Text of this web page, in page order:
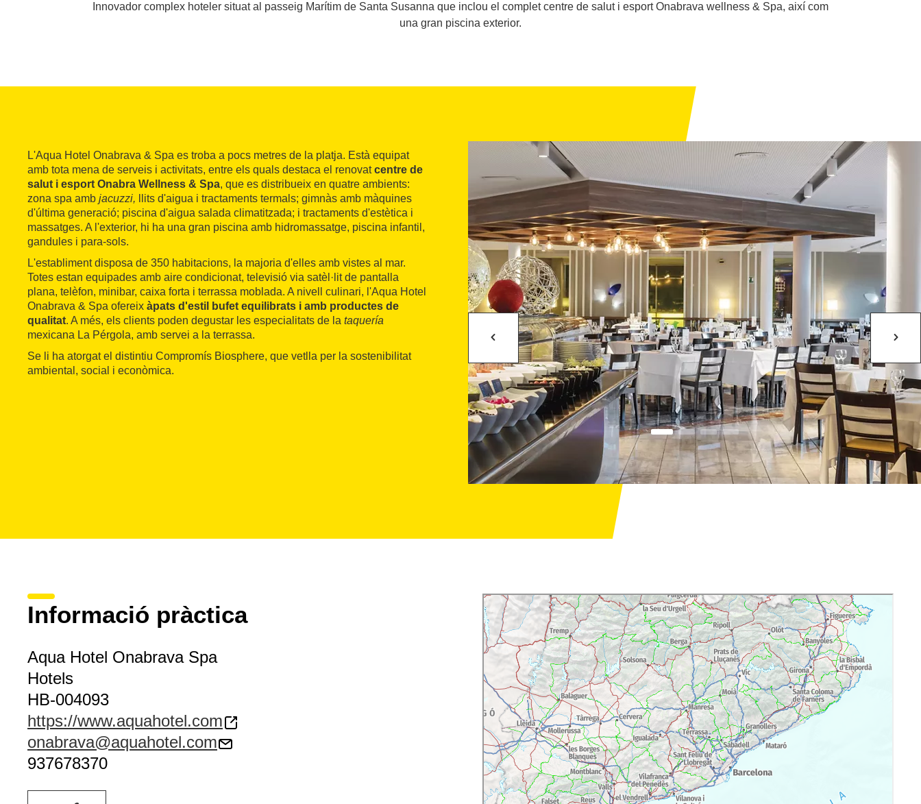
Innovador complex hoteler situat al passeig Marítim de Santa Susanna que inclou el complet centre de salut i esport Onabrava wellness & Spa, així com
una gran piscina exterior.
L'Aqua Hotel Onabrava & Spa es troba a pocs metres de la platja. Està equipat
amb tota mena de serveis i activitats, entre els quals destaca el renovatcentre de
salut i esport Onabra Wellness & Spa, que es distribueix en quatre ambients:
zona spa amb jacuzzi, llits d'aigua i tractaments termals; gimnàs amb màquines
d'última generació; piscina d'aigua salada climatitzada; i tractaments d'estètica i
massatges. A l'exterior, hi ha una gran piscina amb hidromassatge, piscina infantil,
gandules i para-sols.
L'establiment disposa de 350 habitacions, la majoria d'elles amb vistes al mar.
Totes estan equipades amb aire condicionat, televisió via satèl·lit de pantalla
plana, telèfon, minibar, caixa forta i terrassa moblada. A nivell culinari, l'Aqua Hotel
Onabrava & Spa ofereix àpats d'estil bufet equilibrats i amb productes de
qualitat. A més, els clients poden degustar les especialitats de la taquería
mexicana La Pérgola, amb servei a la terrassa.
Se li ha atorgat el distintiu Compromís Biosphere, que vetlla per la sostenibilitat
ambiental, social i econòmica.
Informació pràctica
Aqua Hotel Onabrava Spa
Hotels
HB-004093
https://www.aquahotel.com
onabrava@aquahotel.com
937678370